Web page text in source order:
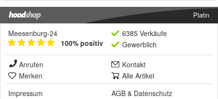
Platin
Meesenburg-24
100% positiv
6385 Verkäufe
Gewerblich
Anrufen
Kontakt
Merken
Alle Artikel
Impressum
AGB & Datenschutz